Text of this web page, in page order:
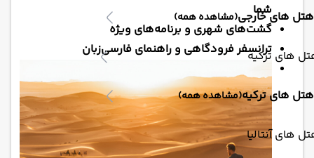
هتل های خارجی(مشاهده همه)
های ترکیه
هتل های ترکیه(مشاهده همه)
های آنتالیا
شما
گشت‌های شهری و برنامه‌های ویژه
ترانسفر فرودگاهی و راهنمای فارسی‌زبان